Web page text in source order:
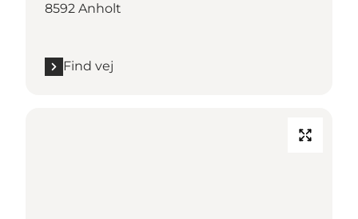
8592 Anholt
Find vej